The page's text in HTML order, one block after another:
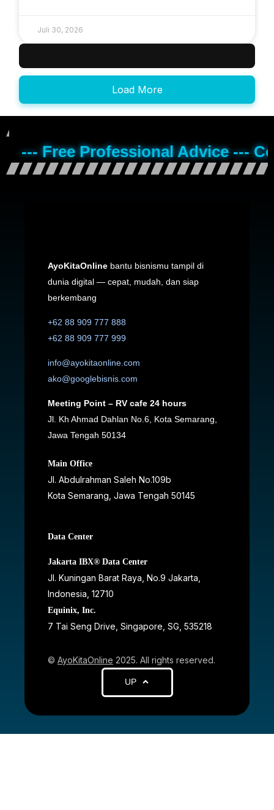
Juli 30, 2026
Load More
--- Free Professional Advice ---
AyoKitaOnlinebantu bisnismu tampil di
dunia digital — cepat, mudah, dan siap
berkembang
+62 88 909 777 888
+62 88 909 777 999
info@ayokitaonline.com
ako@googlebisnis.com
Meeting Point – RV cafe 24 hours
Jl. Kh Ahmad Dahlan No.6, Kota Semarang,
Jawa Tengah 50134
Main Office
Jl. Abdulrahman Saleh No.109b
Kota Semarang, Jawa Tengah 50145
Data Center
Jakarta IBX® Data Center
JI. Kuningan Barat Raya, No.9 Jakarta,
Indonesia, 12710
Equinix, Inc.
7 Tai Seng Drive, Singapore, SG, 535218
© AyoKitaOnline 2025. All rights reserved.
UP